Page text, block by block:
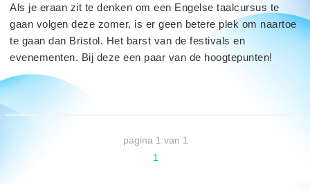
Als je eraan zit te denken om een Engelse taalcursus te
gaan volgen deze zomer, is er geen betere plek om naartoe
te gaan dan Bristol. Het barst van de festivals en
evenementen. Bij deze een paar van de hoogtepunten!
pagina 1 van 1
1